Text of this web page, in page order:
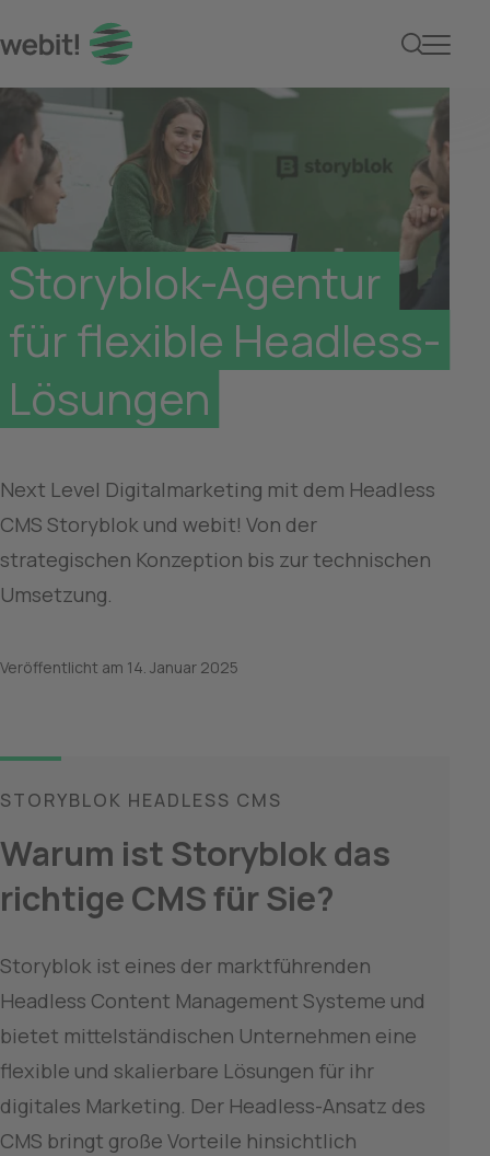
Storyblok Agentur
Storyblok-Agentur
für flexible Headless-
Lösungen
Next Level Digitalmarketing mit dem Headless
CMS Storyblok und webit! Von der
strategischen Konzeption bis zur technischen
Umsetzung.
Veröffentlicht am 14. Januar 2025
STORYBLOK HEADLESS CMS
Warum ist Storyblok das
richtige CMS für Sie?
Storyblok ist eines der marktführenden
Headless Content Management Systeme und
bietet mittelständischen Unternehmen eine
flexible und skalierbare Lösungen für ihr
digitales Marketing. Der Headless-Ansatz des
CMS bringt große Vorteile hinsichtlich